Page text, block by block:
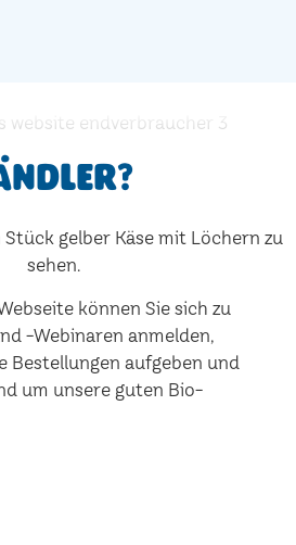
können Sie sich zu
-Webinaren anmelden,
Bestellungen aufgeben und
um unsere guten Bio-